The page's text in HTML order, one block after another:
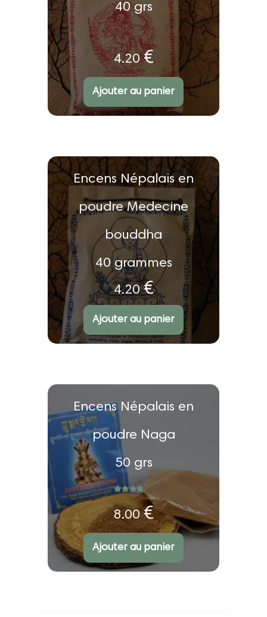
40 grs
4.20€
Ajouter au panier
Encens Népalais en
poudre Medecine
bouddha
40 grammes
Note
4.00sur
5
4.20€
Ajouter au panier
Encens Népalais en
poudre Naga
50 grs
5.00
sur 5
8.00€
Ajouter au panier